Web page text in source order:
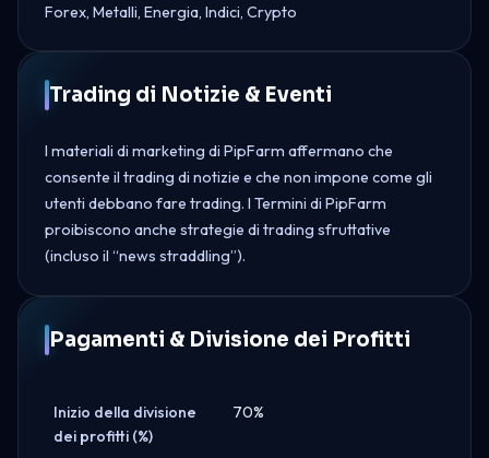
Forex, Metalli, Energia, Indici, Crypto
Trading di Notizie & Eventi
I materiali di marketing di PipFarm affermano che
consente il trading di notizie e che non impone come gli
utenti debbano fare trading. I Termini di PipFarm
proibiscono anche strategie di trading sfruttative
(incluso il “news straddling”).
Pagamenti & Divisione dei Profitti
Inizio della divisione
dei profitti (%)
70%